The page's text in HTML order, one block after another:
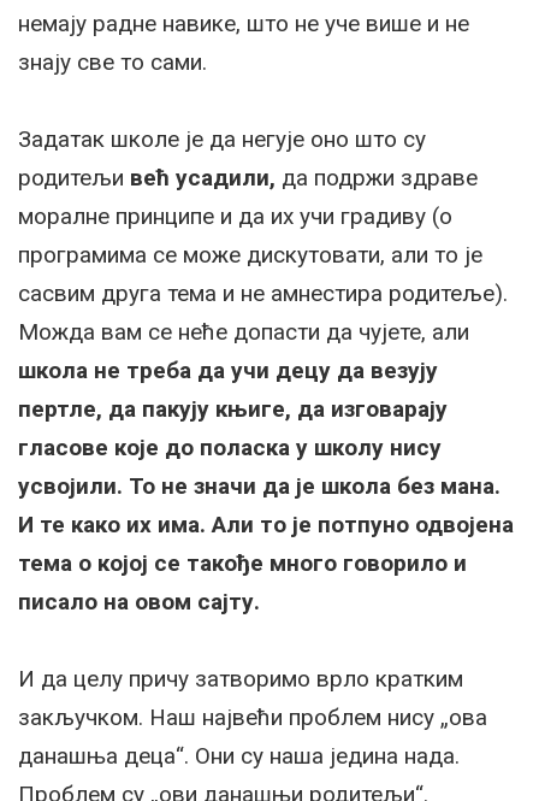
немају радне навике, што не уче више и не
знају све то сами.
Задатак школе је да негује оно што су
родитељи већ усадили, да подржи здраве
моралне принципе и да их учи градиву (о
програмима се може дискутовати, али то је
сасвим друга тема и не амнестира родитеље).
Можда вам се неће допасти да чујете, али
школа не треба да учи децу да везују
пертле, да пакују књиге, да изговарају
гласове које до поласка у школу нису
усвојили. То не значи да је школа без мана.
И те како их има. Али то је потпуно одвојена
тема о којој се такође много говорило и
писало на овом сајту.
И да целу причу затворимо врло кратким
закључком. Наш највећи проблем нису „ова
данашња деца“. Они су наша једина нада.
Проблем су „ови данашњи родитељи“.